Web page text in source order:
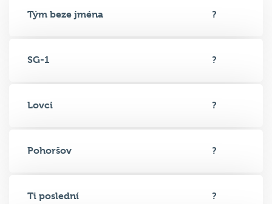
Tým beze jména ?
SG-1 ?
Lovci ?
Pohoršov ?
Ti poslední ?